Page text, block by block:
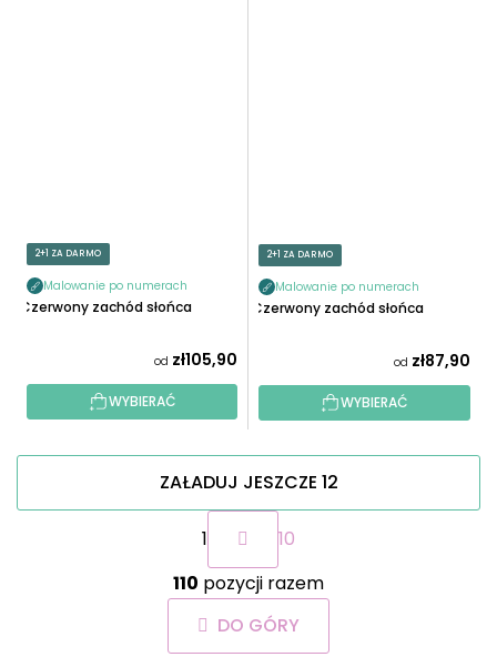
2+1 ZA DARMO
Malowanie po numerach
Czerwony zachód słońca
od zł105,90
WYBIERAĆ
2+1 ZA DARMO
Malowanie po numerach
Czerwony zachód słońca
od zł87,90
WYBIERAĆ
K
o
n
t
ZAŁADUJ JESZCZE 12
P
g
i
n
a
c
1
10
110 pozycji razem
DO GÓRY